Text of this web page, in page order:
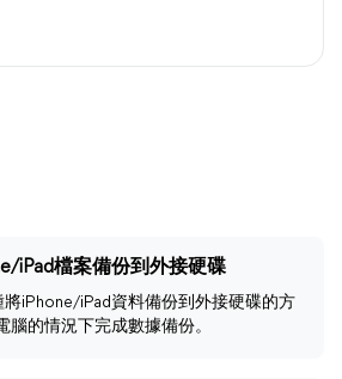
iPad檔案備份到外接硬碟
iPhone/iPad資料備份到外接硬碟的方
腦的情況下完成數據備份。